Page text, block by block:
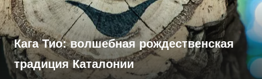
Кага Тио: волшебная рождественская
традиция Каталонии